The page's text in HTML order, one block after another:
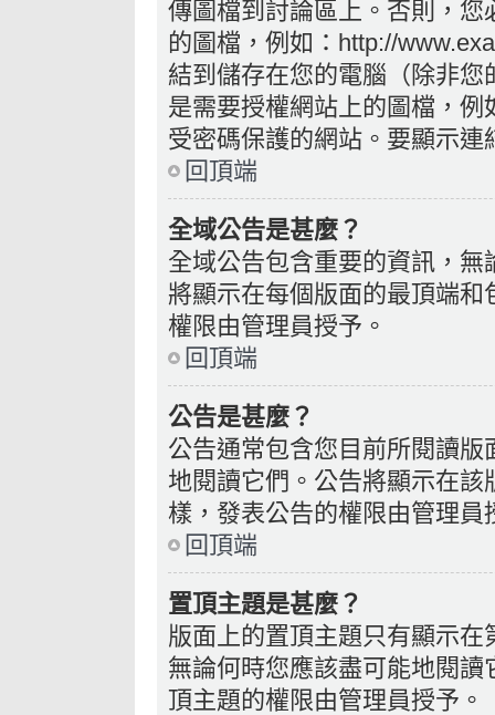
傳圖檔到討論區上。否則，
的圖檔，例如：http://
結到儲存在您的電腦（除非
是需要授權網站上的圖檔，
受密碼保護的網站。要顯示
回頂端
全域公告是甚麼？
全域公告包含重要的資訊，
將顯示在每個版面的最頂端
權限由管理員授予。
回頂端
公告是甚麼？
公告通常包含您目前所閱讀
地閱讀它們。公告將顯示在
樣，發表公告的權限由管理員
回頂端
置頂主題是甚麼？
版面上的置頂主題只有顯示
無論何時您應該盡可能地閱
頂主題的權限由管理員授予。